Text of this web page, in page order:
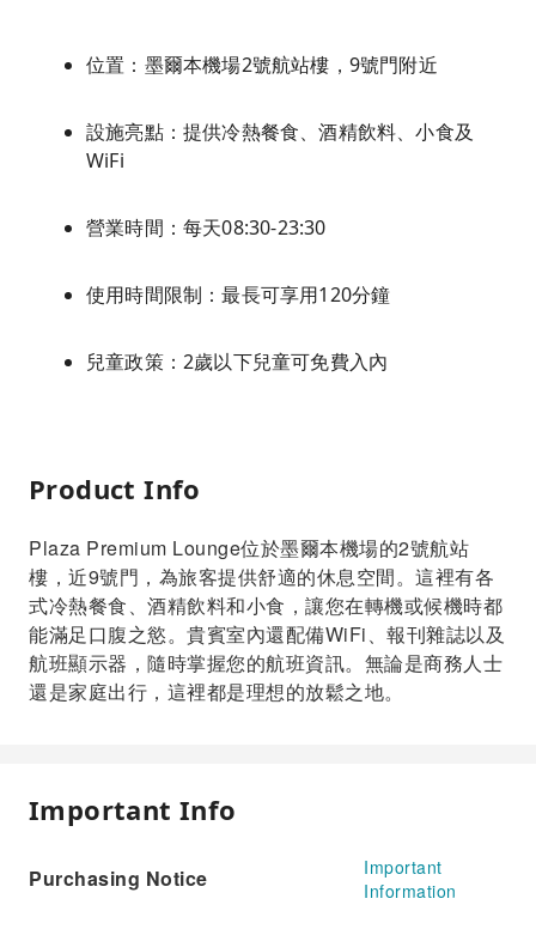
位置：墨爾本機場2號航站樓，9號門附近
設施亮點：提供冷熱餐食、酒精飲料、小食及
WiFi
營業時間：每天08:30-23:30
使用時間限制：最長可享用120分鐘
兒童政策：2歲以下兒童可免費入內
Product Info
Plaza Premium Lounge位於墨爾本機場的2號航站
樓，近9號門，為旅客提供舒適的休息空間。這裡有各
式冷熱餐食、酒精飲料和小食，讓您在轉機或候機時都
能滿足口腹之慾。貴賓室內還配備WiFi、報刊雜誌以及
航班顯示器，隨時掌握您的航班資訊。無論是商務人士
還是家庭出行，這裡都是理想的放鬆之地。
Important Info
Purchasing Notice
Important
Information